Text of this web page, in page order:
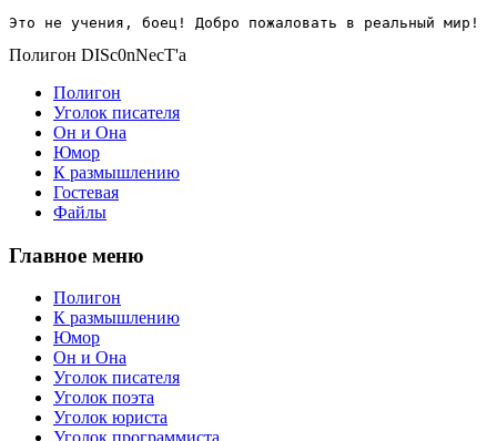
Это не учения, боец! Добро пожаловать в реальный мир!
Полигон DISc0nNecT'a
Полигон
Уголок писателя
Он и Она
Юмор
К размышлению
Гостевая
Файлы
Главное меню
Полигон
К размышлению
Юмор
Он и Она
Уголок писателя
Уголок поэта
Уголок юриста